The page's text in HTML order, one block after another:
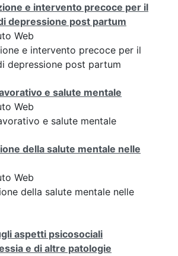
e intervento precoce per il
depressione post partum
Web
e intervento precoce per il
depressione post partum
e salute mentale
Web
e salute mentale
della salute mentale nelle
Web
della salute mentale nelle
aspetti psicosociali
e di altre patologie